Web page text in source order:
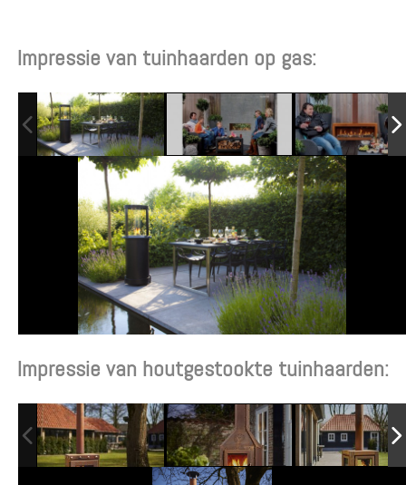
Impressie van tuinhaarden op gas:
Impressie van houtgestookte tuinhaarden: